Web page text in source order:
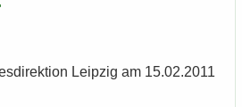
Leip­zig am 15.02.2011